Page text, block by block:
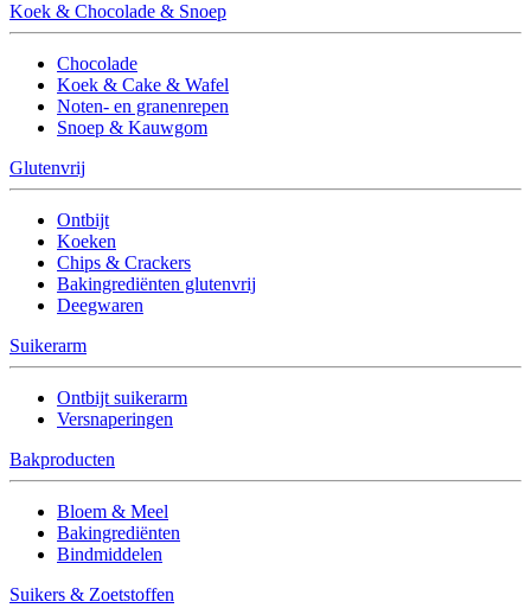
Koek & Chocolade & Snoep
Chocolade
Koek & Cake & Wafel
Noten- en granenrepen
Snoep & Kauwgom
Glutenvrij
Ontbijt
Koeken
Chips & Crackers
Bakingrediënten glutenvrij
Deegwaren
Suikerarm
Ontbijt suikerarm
Versnaperingen
Bakproducten
Bloem & Meel
Bakingrediënten
Bindmiddelen
Suikers & Zoetstoffen